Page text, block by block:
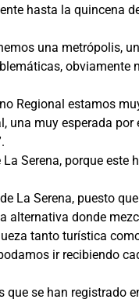
hasta la quincena
una metrópolis,
obviamente
Regional estamos
una muy esperada por
Serena, porque este
La Serena, puesto
alternativa donde
tanto turística
ir recibiendo
que se han registrado